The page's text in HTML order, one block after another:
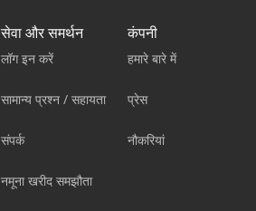
सेवा और समर्थन
लॉग इन करें
सामान्य प्रश्न / सहायता
संपर्क
नमूना खरीद समझौता
कंपनी
हमारे बारे में
प्रेस
नौकरियां